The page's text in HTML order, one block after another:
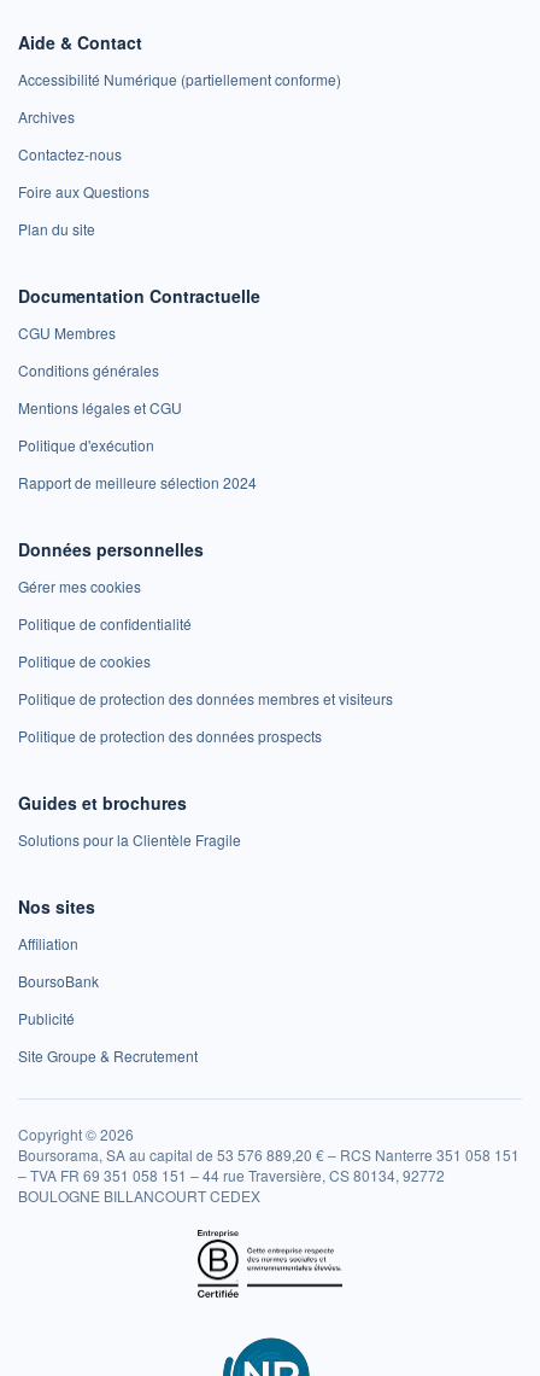
Aide & Contact
Accessibilité Numérique (partiellement conforme)
Archives
Contactez-nous
Foire aux Questions
Plan du site
Documentation Contractuelle
CGU Membres
Conditions générales
Mentions légales et CGU
Politique d'exécution
Rapport de meilleure sélection 2024
Données personnelles
Gérer mes cookies
Politique de confidentialité
Politique de cookies
Politique de protection des données membres et visiteurs
Politique de protection des données prospects
Guides et brochures
Solutions pour la Clientèle Fragile
Nos sites
Affiliation
BoursoBank
Publicité
Site Groupe & Recrutement
Copyright © 2026
Boursorama, SA au capital de 53 576 889,20 € – RCS Nanterre 351 058 151
– TVA FR 69 351 058 151 – 44 rue Traversière, CS 80134, 92772
BOULOGNE BILLANCOURT CEDEX